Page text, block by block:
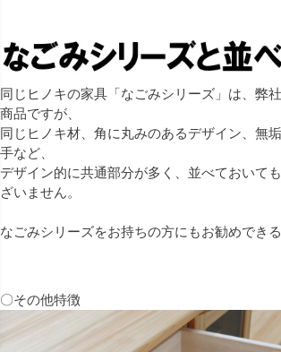
同じヒノキの家具「なごみシリーズ」は、弊
商品ですが、
同じヒノキ材、角に丸みのあるデザイン、無
手など、
デザイン的に共通部分が多く、並べておいて
ざいません。
なごみシリーズをお持ちの方にもお勧めできる
〇その他特徴